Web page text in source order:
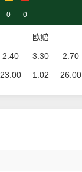
0 0
欧赔
2.40
3.30
2.70
23.00
1.02 26.00